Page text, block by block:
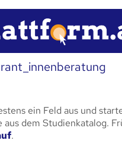
ein Feld aus und
dem Studienkatalog.
.